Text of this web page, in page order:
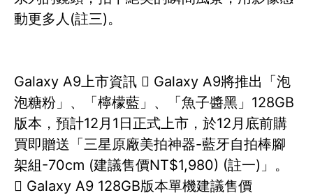
動更多人(註三)。
Galaxy A9上市資訊  Galaxy A9將推出「泡
泡糖粉」、「檸檬藍」、「魚子醬黑」128GB
版本，預計12月1日正式上市，於12月底前購
買即贈送「三星原廠美拍神器-藍牙自拍棒腳
架組-70cm (建議售價NT$1,980) (註一)」。
 Galaxy A9 128GB版本單機建議售價